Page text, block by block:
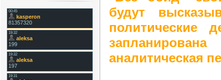
будут
политические
аналитическая